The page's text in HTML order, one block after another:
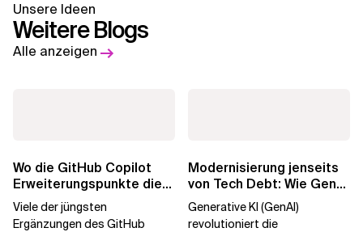
Unsere Ideen
Weitere Blogs
Alle anzeigen
Wo die GitHub Copilot
Erweiterungspunkte die
Governance brechen
Viele der jüngsten
Ergänzungen des GitHub
Modernisierung jenseits
von Tech Debt: Wie GenAI
die
Generative KI (GenAI)
revolutioniert die